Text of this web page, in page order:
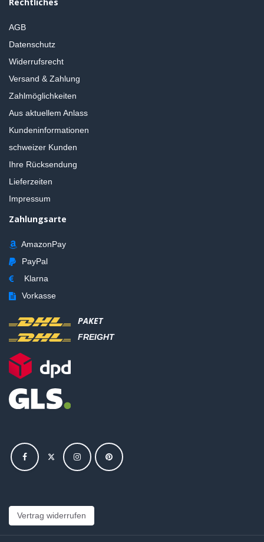
AGB
Datenschutz
Widerrufsrecht
Versand & Zahlung
Zahlmöglichkeiten
Aus aktuellem Anlass
Kundeninformationen
schweizer Kunden
Ihre Rücksendung
Lieferzeiten
Impressum
Zahlungsarte
AmazonPay
PayPal
Klarna
Vorkasse
PAKET
FREIGHT
Vertrag widerrufen